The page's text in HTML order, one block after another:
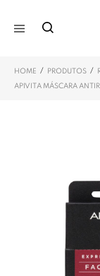
HOME / PRODUTOS /
APIVITA MÁSCARA